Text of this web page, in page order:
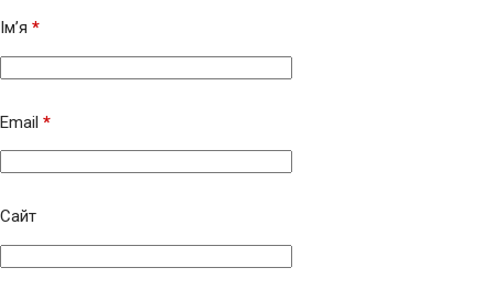
Ім’я *
Email *
Сайт